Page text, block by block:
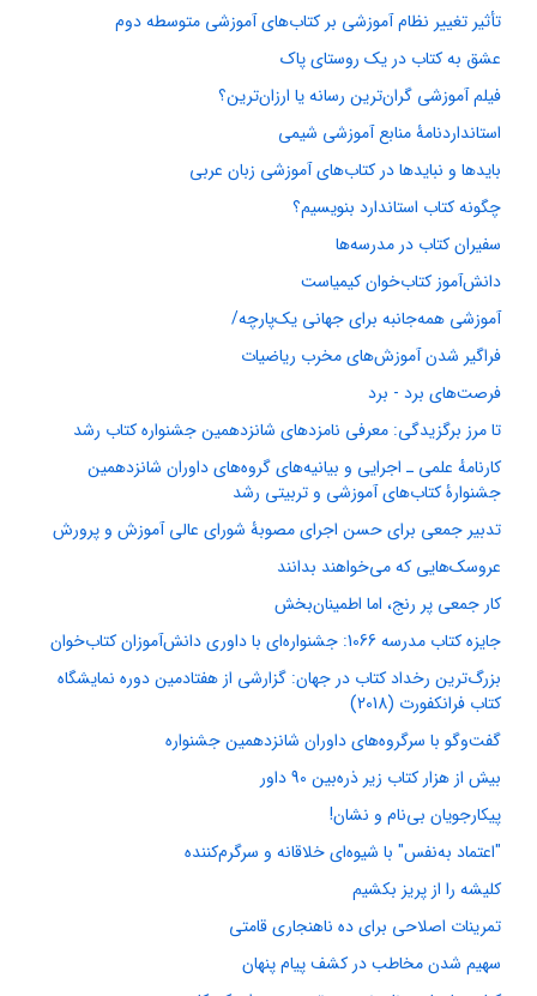
تأثیر تغییر نظام آموزشی بر کتاب‌های آموزشی متوسطه دوم
عشق به کتاب در یک روستای پاک
فیلم آموزشی گران‌ترین رسانه یا ارزان‌ترین؟
استانداردنامۀ منابع آموزشی شیمی
بایدها و نبایدها در کتاب‌های آموزشی زبان عربی
چگونه کتاب استاندارد بنویسیم؟
سفیران کتاب در مدرسه‌ها
دانش‌آموز کتاب‌خوان کیمیاست
آموزشی همه‌جانبه برای جهانی یک‌پارچه/
فراگیر شدن آموزش‌های مخرب ریاضیات
فرصت‌های برد - برد
تا مرز برگزیدگی: معرفی نامزدهای شانزدهمین جشنواره کتاب رشد
کارنامهٔ علمی ـ اجرایی و بیانیه‌های گروه‌های داوران شانزدهمین
جشنوارۂ کتاب‌های آموزشی و تربیتی رشد
تدبیر جمعی برای حسن اجرای مصوبۀ شورای عالی آموزش و پرورش
عروسک‌هایی که می‌خواهند بدانند
کار جمعی پر رنج، اما اطمینان‌بخش
جایزه کتاب مدرسه 1066: جشنواره‌ای با داوری دانش‌آموزان کتاب‌خوان
بزرگ‌ترین رخداد کتاب در جهان: گزارشی از هفتادمین دوره نمایشگاه
کتاب فرانکفورت (2018)
گفت‌وگو با سرگروه‌های داوران شانزدهمین جشنواره
بیش از هزار کتاب زیر ذره‌بین 90 داور
پیکارجویان بی‌نام و نشان!
"اعتماد به‌نفس" با شیوه‌ای خلاقانه و سرگرم‌کننده
کلیشه را از پریز بکشیم
تمرینات اصلاحی برای ده ناهنجاری قامتی
سهیم شدن مخاطب در کشف پیام پنهان